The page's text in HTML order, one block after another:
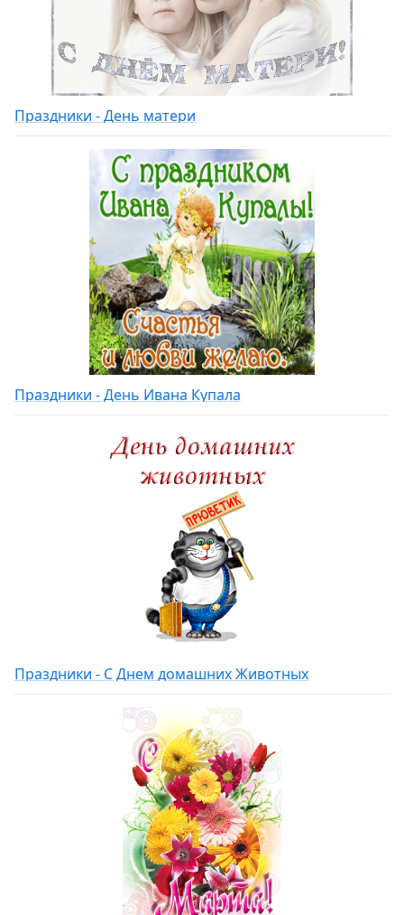
Праздники - День матери
Праздники - День Ивана Купала
Праздники - С Днем домашних Животных